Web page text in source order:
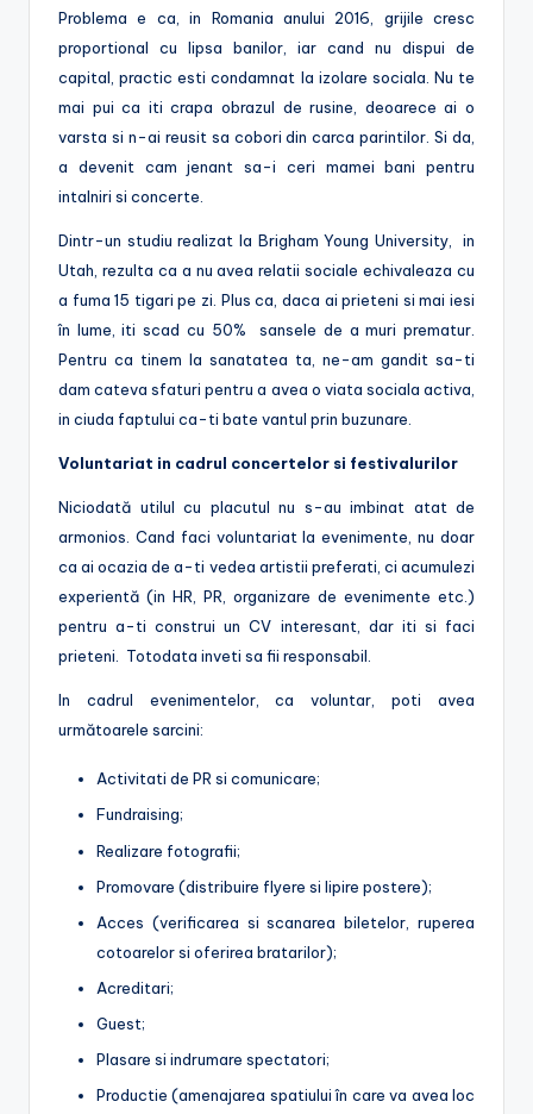
Problema e ca, in Romania anului 2016, grijile cresc
proportional cu lipsa banilor, iar cand nu dispui de
capital, practic esti condamnat la izolare sociala. Nu te
mai pui ca iti crapa obrazul de rusine, deoarece ai o
varsta si n-ai reusit sa cobori din carca parintilor. Si da,
a devenit cam jenant sa-i ceri mamei bani pentru
intalniri si concerte.
Dintr-un studiu realizat la Brigham Young University, in
Utah, rezulta ca a nu avea relatii sociale echivaleaza cu
a fuma 15 tigari pe zi. Plus ca, daca ai prieteni si mai iesi
în lume, iti scad cu 50% sansele de a muri prematur.
Pentru ca tinem la sanatatea ta, ne-am gandit sa-ti
dam cateva sfaturi pentru a avea o viata sociala activa,
in ciuda faptului ca-ti bate vantul prin buzunare.
Voluntariat in cadrul concertelor si festivalurilor
Niciodată utilul cu placutul nu s-au imbinat atat de
armonios. Cand faci voluntariat la evenimente, nu doar
ca ai ocazia de a-ti vedea artistii preferati, ci acumulezi
experientă (in HR, PR, organizare de evenimente etc.)
pentru a-ti construi un CV interesant, dar iti si faci
prieteni. Totodata inveti sa fii responsabil.
In cadrul evenimentelor, ca voluntar, poti avea
următoarele sarcini:
Activitati de PR si comunicare;
Fundraising;
Realizare fotografii;
Promovare (distribuire flyere si lipire postere);
Acces (verificarea si scanarea biletelor, ruperea
cotoarelor si oferirea bratarilor);
Acreditari;
Guest;
Plasare si indrumare spectatori;
Productie (amenajarea spatiului în care va avea loc